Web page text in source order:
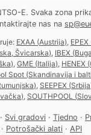
E. Svaka zona
nas na
EXAA (Austrija) EPEX
Švicarska) IBEX (
) GME (Italija) HENEX (
Spot (Skandinavija i
) SEEPEX (Srbija
) SOUTHPOOL (
· Svi gradovi · Tjedno ·
· Potrošački alati · API